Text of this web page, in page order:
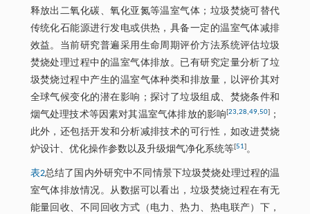
释放出二氧化碳、氧化亚氮等温室气体；垃圾焚烧可替代
传统化石能源进行发电或供热，具备一定的温室气体减排
效益。当前研究普遍采用生命周期评价方法系统评估垃圾
焚烧处理过程中的温室气体排放。已有研究定量分析了垃
圾焚烧过程中产生的温室气体种类和排放量，以评价其对
全球气候变化的潜在影响；探讨了垃圾组成、焚烧条件和
烟气处理技术等因素对其温室气体排放的影响[23,28,49,50]
；
此外，还包括开发和分析减排技术的可行性，如改进焚烧
炉设计、优化操作参数以及升级烟气净化系统等[51]。
表2总结了国内外研究中不同情景下垃圾焚烧处理过程的温
室气体排放情况。从数据可以看出，垃圾焚烧过程在有无
能量回收、不同回收方式（电力、热力、热电联产）下，